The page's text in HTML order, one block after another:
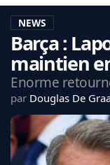
LA CHARTE
VIE PRIVÉE
CGU
CONTACTEZ-
MERCATO
CDM 2026
NEWS
Barça :
maintien
Enorme
par Douglas De